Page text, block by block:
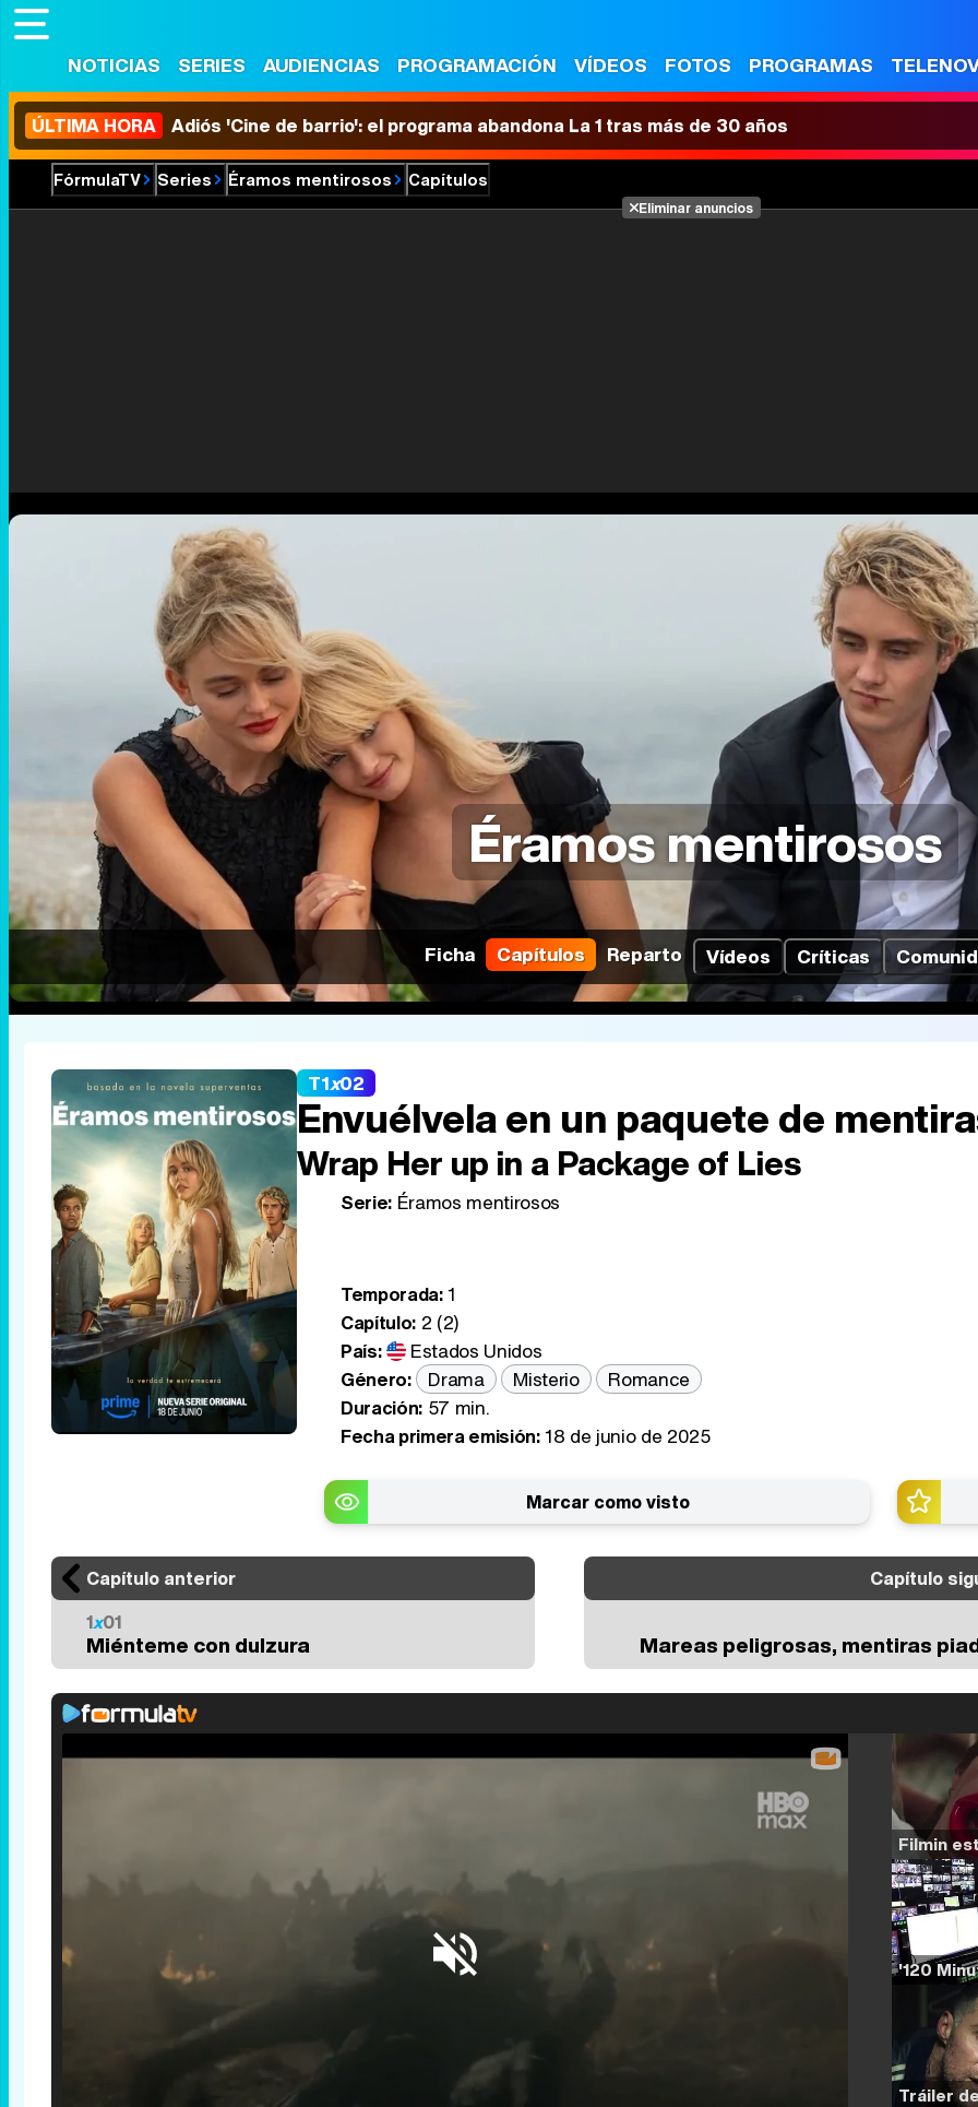
NOTICIAS SERIES AUDIENCIAS PROGRAMACIÓN VÍDEOS FOTOS PROGRAMAS
ÚLTIMA HORA Adiós 'Cine de barrio': el programa abandona La 1 tras más de 30 años
FórmulaTV Series Éramos mentirosos Capítulos
Eliminar anuncios
Éramos mentirosos
Ficha Capítulos Reparto Vídeos Críticas
T1x02
Envuélvela en un paquete de
Wrap Her up in a Package of Lies
Serie:Éramos mentirosos
Temporada:1
Capítulo:2 (2)
País:
Estados Unidos
Género:
Drama Misterio
Romance
Duración:57 min.
Fecha primera emisión:18 de junio de 2025
Marcar como visto
Capítulo anterior
1x01
Miénteme con dulzura
Capítulo
Mareas peligrosas, mentiras